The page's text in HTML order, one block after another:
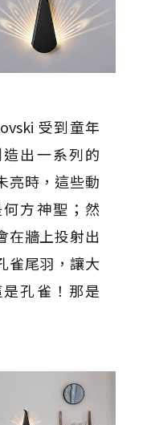
受到童年
出一系列的
亮時，這些動
方神聖；然
在牆上投射出
雀尾羽，讓大
孔雀！那是